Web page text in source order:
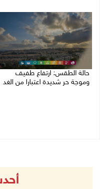
حالة الطقس: ارتفاع طفيف
وموجة حر شديدة اعتبارا من الغد